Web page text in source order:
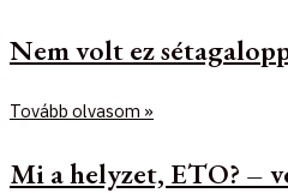
Nem volt ez
Tovább olvasom »
Mi a helyzet, ETO? –